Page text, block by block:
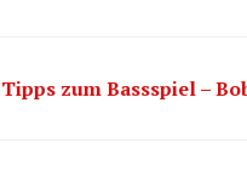
Tipps zum Bassspiel –